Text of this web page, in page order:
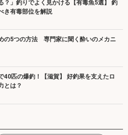
？」釣りでよく見かける【有毒魚5選】 釣
き有毒部位を解説
の5つの方法 専門家に聞く酔いのメカニ
40匹の爆釣！【滋賀】 好釣果を支えたロ
とは？